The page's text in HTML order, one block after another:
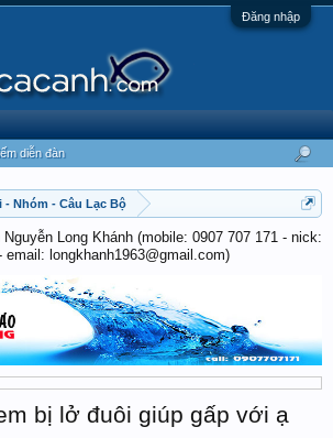
Đăng nhập
- Nhóm - Câu Lạc Bộ
Long Khánh (mobile: 0907 707 171 - nick:
email: longkhanh1963@gmail.com)
bị lở đuôi giúp gấp với ạ
diễn đàn